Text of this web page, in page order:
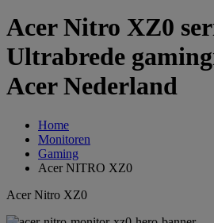
Acer Nitro XZ0
Ultrabrede
Acer Nederland
Home
Monitoren
Gaming
Acer NITRO XZ0
Acer Nitro XZ0